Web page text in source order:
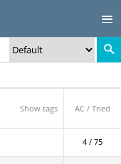
Show tags AC / Tried
4 / 75